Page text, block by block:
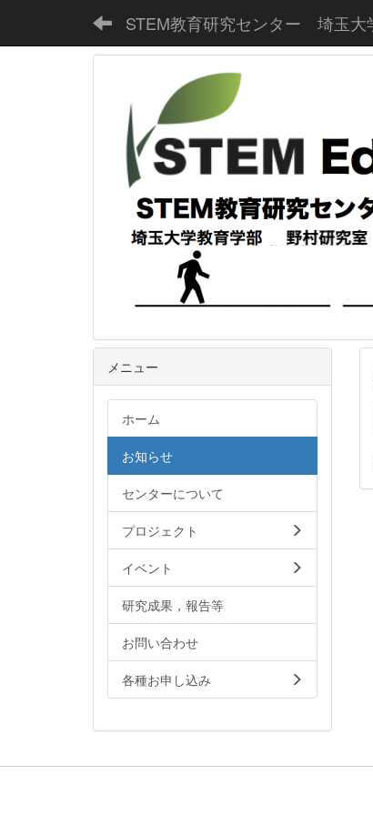
STEM教育研究センター 埼玉大
メニュー
ホーム
お知らせ
センターについて
プロジェクト
イベント
研究成果，報告等
お問い合わせ
各種お申し込み